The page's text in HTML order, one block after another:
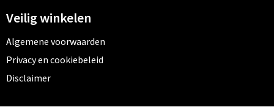
Veilig winkelen
Algemene voorwaarden
Privacy en cookiebeleid
Disclaimer